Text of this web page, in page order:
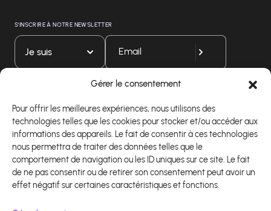
Gérer le consentement
Pour offrir les meilleures expériences, nous utilisons des
technologies telles que les cookies pour stocker et/ou accéder aux
informations des appareils. Le fait de consentir à ces technologies
nous permettra de traiter des données telles que le
comportement de navigation ou les ID uniques sur ce site. Le fait
de ne pas consentir ou de retirer son consentement peut avoir un
effet négatif sur certaines caractéristiques et fonctions.
S'INSCRIRE À NOTRE NEWSLETTER
Je suis
Téléchargez notre application